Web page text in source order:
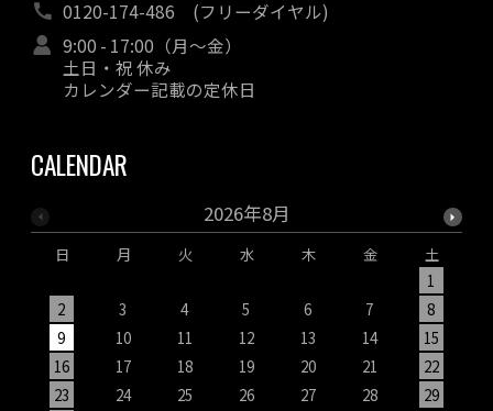
0120-174-486 (フリーダイヤル)
9:00 - 17:00（月～金）
土日・祝 休み
カレンダー記載の定休日
CALENDAR
2026年8月
日 月 火 水 木 金
土
1
2
3 4 5 6 7
8
9
10 11 12 13 14
15
16
17 18 19 20 21
22
23
24 25 26 27 28 29